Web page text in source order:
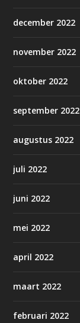
december 2022
november 2022
oktober 2022
september 2022
augustus 2022
juli 2022
juni 2022
mei 2022
april 2022
maart 2022
februari 2022